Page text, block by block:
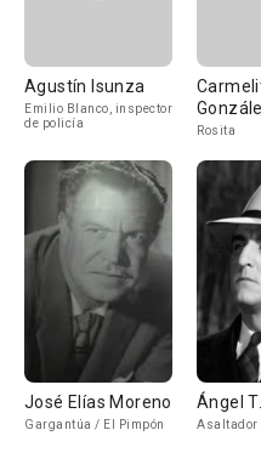
Agustín Isunza
Emilio Blanco, inspector
de policía
Rosita
José Elías Moreno
Gargantúa / El Pimpón
Ángel
Asaltador